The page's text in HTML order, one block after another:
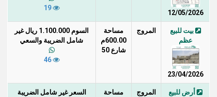
12/05/2026
بيت للبيع
عظم
23/04/2026
المروج
مساحة
600.00م
شارع 50
السوم 1.100.000 ريال غير
شامل الضريبة والسعي
أرض للبيع
المروج
مساحة
السعر غير شامل الضريبة